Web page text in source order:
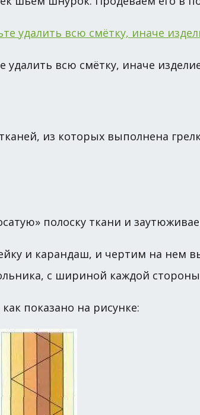
удалить всю смётку, иначе
из которых выполнена
полоску ткани и
и карандаш, и чертим на нем
с шириной каждой
показано на рисунке: